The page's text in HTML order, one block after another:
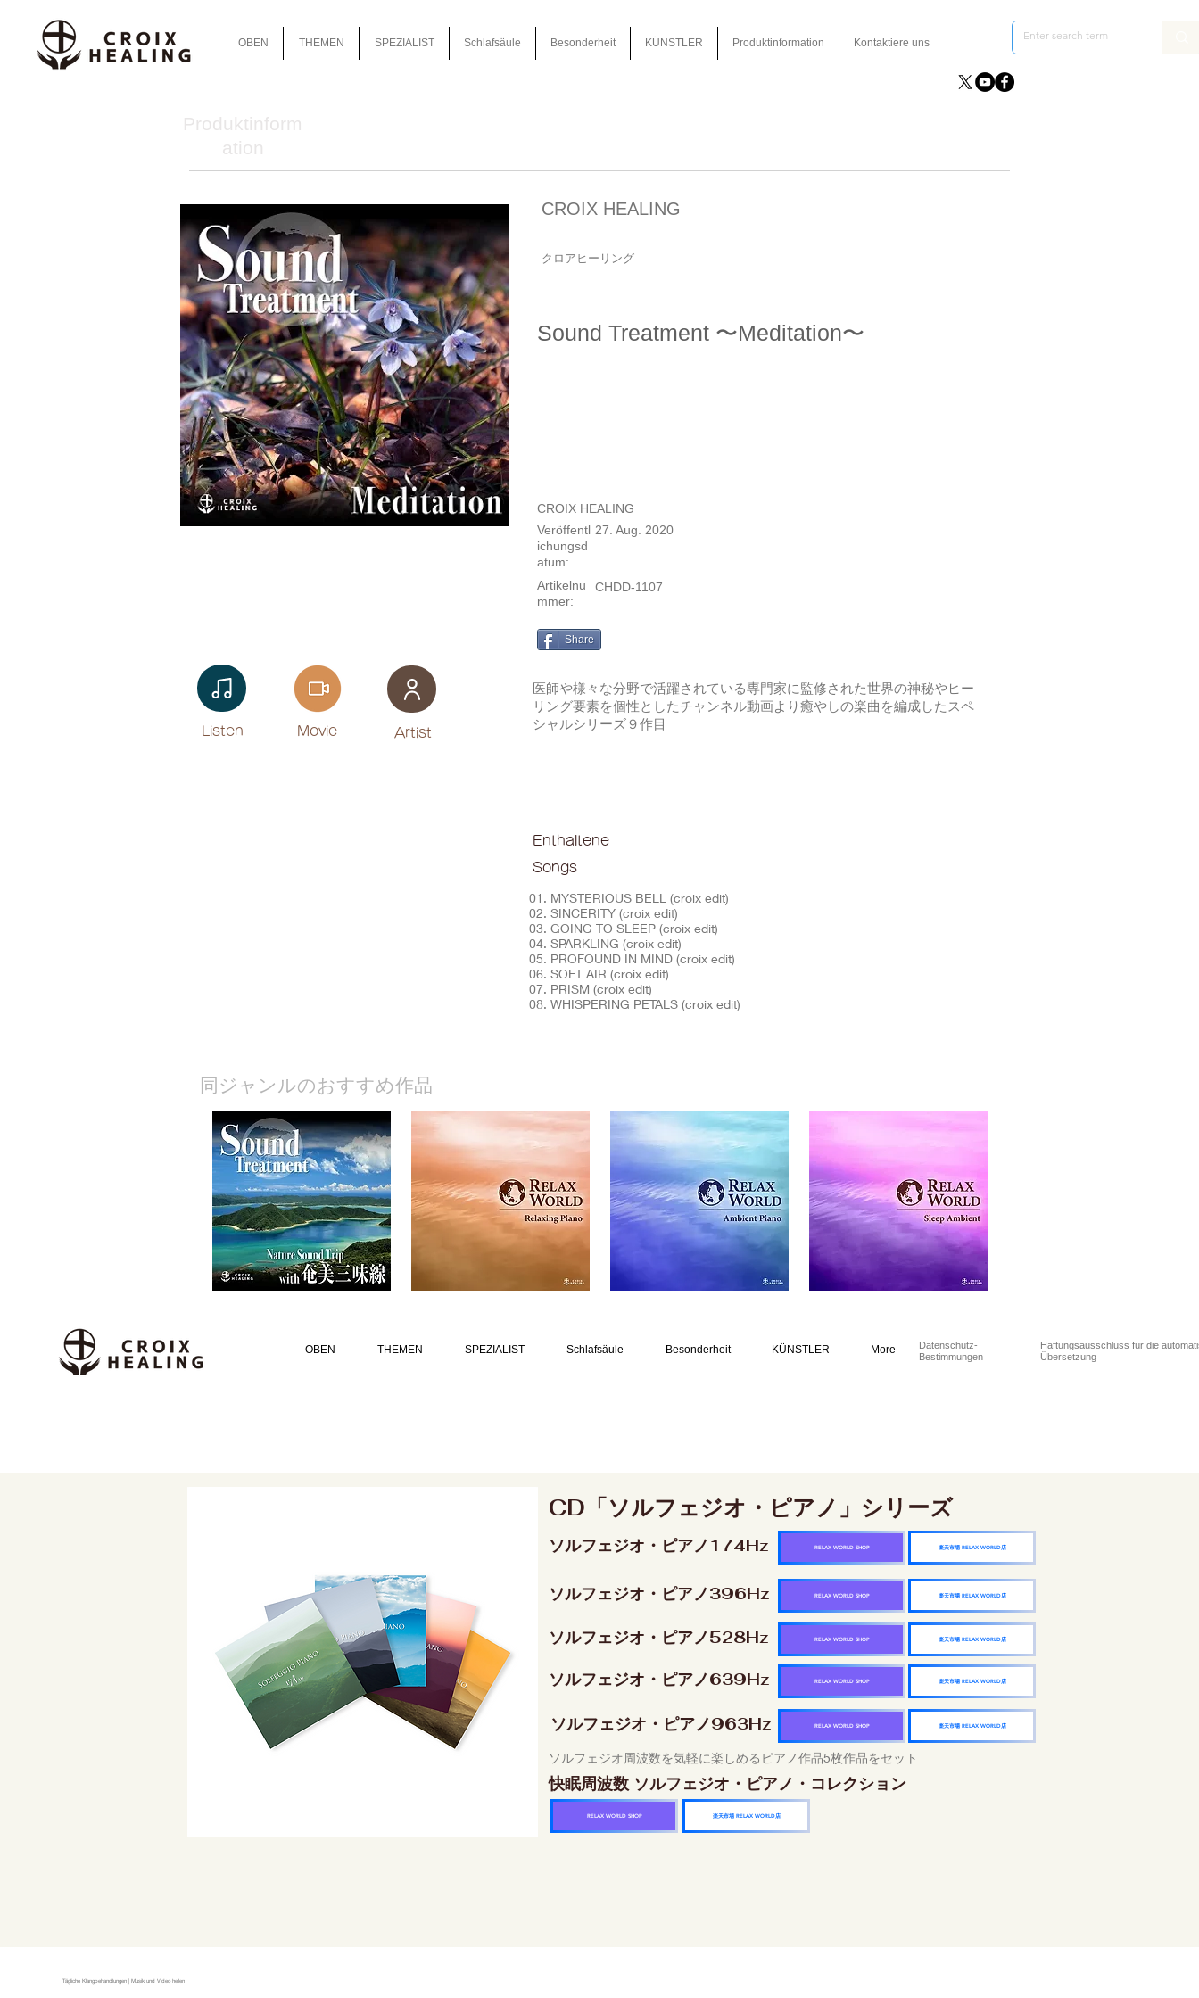
OBEN THEMEN SPEZIALIST Schlafsäule Besonderheit KÜNSTLER Produktinformation Kontaktiere uns
Produktinform
ation
Listen​ Movie ​Artist
CROIX HEALING
クロアヒーリング
Sound Treatment 〜Meditation〜
CROIX HEALING
27. Aug. 2020
Veröffentl
ichungsd
atum:
Artikelnu
mmer:
CHDD-1107
Share
医師や様々な分野で活躍されている専門家に監修された世界の神秘やヒー
リング要素を個性としたチャンネル動画より癒やしの楽曲を編成したスペ
シャルシリーズ９作目
Enthaltene
Songs
01. MYSTERIOUS BELL (croix edit)
02. SINCERITY (croix edit)
03. GOING TO SLEEP (croix edit)
04. SPARKLING (croix edit)
05. PROFOUND IN MIND (croix edit)
06. SOFT AIR (croix edit)
07. PRISM (croix edit)
08. WHISPERING PETALS (croix edit)
​同ジャンルのおすすめ作品
OBEN THEMEN SPEZIALIST Schlafsäule Besonderheit KÜNSTLER More
Datenschutz-
Bestimmungen
Haftungsausschluss für die
Übersetzung
CD「ソルフェジオ・ピアノ」シリーズ
ソルフェジオ・ピアノ174Hz 楽天市場 RELAX WORLD店
RELAX WORLD SHOP
ソルフェジオ・ピアノ396Hz 楽天市場 RELAX WORLD店
RELAX WORLD SHOP
ソルフェジオ・ピアノ528Hz 楽天市場 RELAX WORLD店
RELAX WORLD SHOP
ソルフェジオ・ピアノ639Hz 楽天市場 RELAX WORLD店
RELAX WORLD SHOP
ソルフェジオ・ピアノ963Hz 楽天市場 RELAX WORLD店
RELAX WORLD SHOP
ソルフェジオ周波数を気軽に楽しめるピアノ作品5枚作品をセット
快眠周波数 ソルフェジオ・ピアノ・コレクション
RELAX WORLD SHOP 楽天市場 RELAX WORLD店
Tägliche Klangbehandlungen | Musik und Video heilen